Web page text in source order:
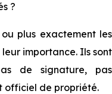
?
plus exactement les
importance. Ils sont
de signature, pas
officiel de propriété.